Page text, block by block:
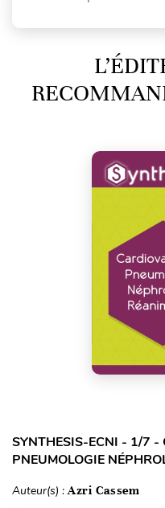
SYNTHESIS-ECNI - 1/7 -
PNEUMOLOGIE
Auteur(s) :Azri Cassem